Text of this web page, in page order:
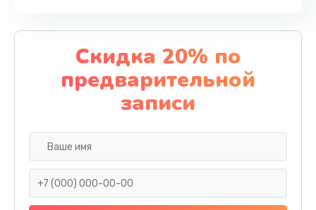
Скидка 20% по
предварительной
записи